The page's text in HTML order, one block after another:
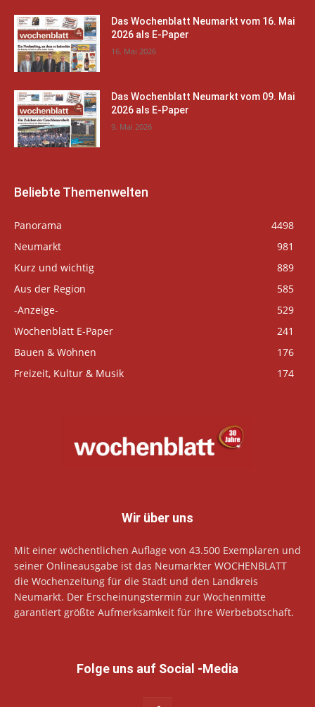
Das Wochenblatt Neumarkt vom 16. Mai
2026 als E-Paper
16. Mai 2026
Das Wochenblatt Neumarkt vom 09. Mai
2026 als E-Paper
9. Mai 2026
Beliebte Themenwelten
Panorama
4498
Neumarkt
981
Kurz und wichtig
889
Aus der Region
585
-Anzeige-
529
Wochenblatt E-Paper
241
Bauen & Wohnen
176
Freizeit, Kultur & Musik
174
Wir über uns
Mit einer wöchentlichen Auflage von 43.500 Exemplaren und
seiner Onlineausgabe ist das Neumarkter WOCHENBLATT
die Wochenzeitung für die Stadt und den Landkreis
Neumarkt. Der Erscheinungstermin zur Wochenmitte
garantiert größte Aufmerksamkeit für Ihre Werbebotschaft.
Folge uns auf Social -Media